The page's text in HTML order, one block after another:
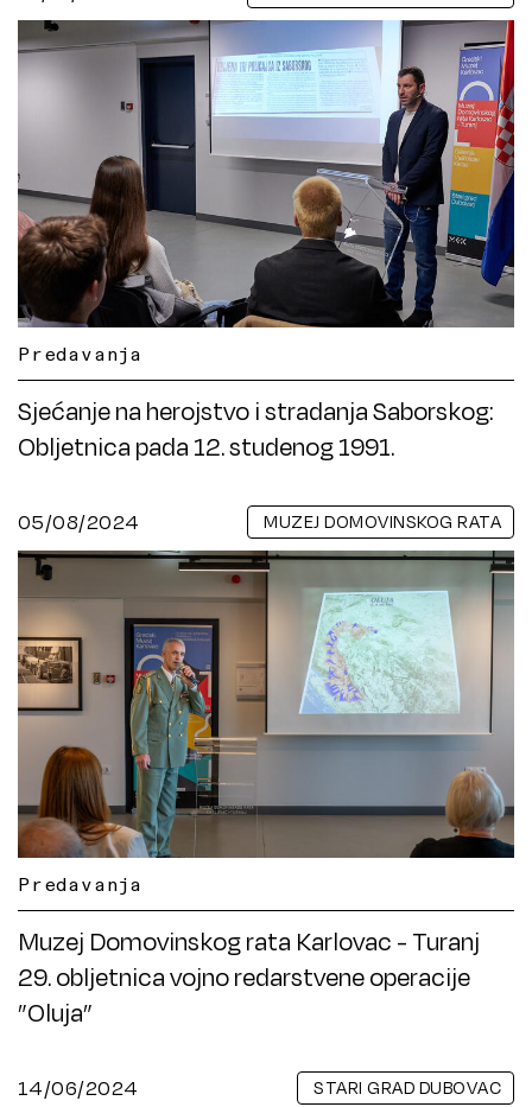
Predavanja
Sjećanje na herojstvo i stradanja Saborskog:
Obljetnica pada 12. studenog 1991.
05/08/2024 MUZEJ DOMOVINSKOG RATA
Predavanja
Muzej Domovinskog rata Karlovac - Turanj
29. obljetnica vojno redarstvene operacije
”Oluja”
14/06/2024 STARI GRAD DUBOVAC